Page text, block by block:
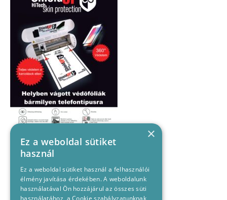
×
Ez a weboldal sütiket
használ
Ez a weboldal sütiket használ a felhasználói
élmény javítása érdekében. A weboldalunk
használatával Ön hozzájárul az összes süti
használatához, a Cookie szabályzatunknak